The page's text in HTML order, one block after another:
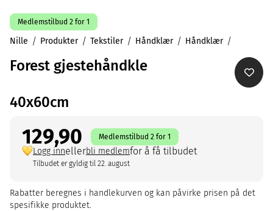
Medlemstilbud 2 for 1
Nille Produkter Tekstiler Håndklær Håndklær
Forest gjestehåndkle
40x60cm
129,90 Medlemstilbud 2 for 1
Logg innellerbli medlemfor å få tilbudet
Tilbudet er gyldig til 22. august
Rabatter beregnes i handlekurven og kan påvirke prisen på det
spesifikke produktet.